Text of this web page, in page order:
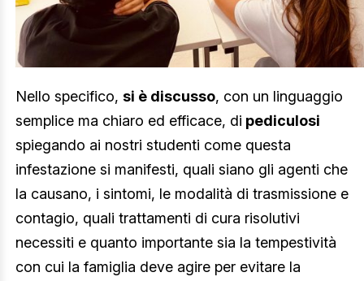
Nello specifico, si è discusso, con un linguaggio
semplice ma chiaro ed efficace, di pediculosi
spiegando ai nostri studenti come questa
infestazione si manifesti, quali siano gli agenti che
la causano, i sintomi, le modalità di trasmissione e
contagio, quali trattamenti di cura risolutivi
necessiti e quanto importante sia la tempestività
con cui la famiglia deve agire per evitare la